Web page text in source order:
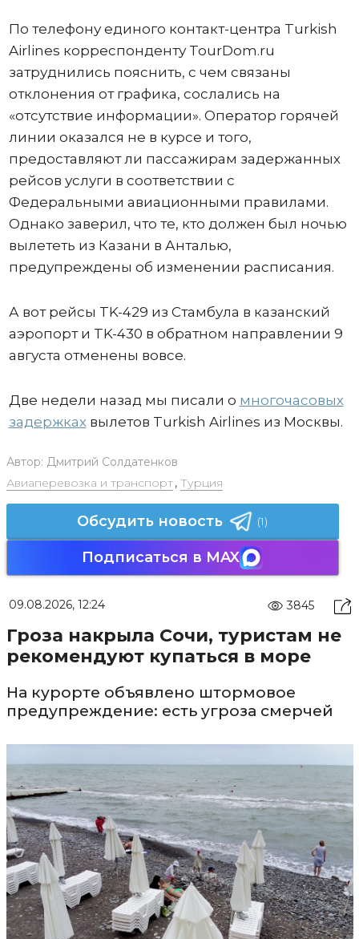
По телефону единого контакт-центра Turkish
Airlines корреспонденту TourDom.ru
затруднились пояснить, с чем связаны
отклонения от графика, сослались на
«отсутствие информации». Оператор горячей
линии оказался не в курсе и того,
предоставляют ли пассажирам задержанных
рейсов услуги в соответствии с
Федеральными авиационными правилами.
Однако заверил, что те, кто должен был ночью
вылететь из Казани в Анталью,
предупреждены об изменении расписания.
А вот рейсы TK-429 из Стамбула в казанский
аэропорт и TK-430 в обратном направлении 9
августа отменены вовсе.
Две недели назад мы писали о многочасовых
задержкахвылетов Turkish Airlines из Москвы.
Автор: Дмитрий Солдатенков
Авиаперевозка и транспорт, Турция
Обсудить новость (1)
Подписаться в MAX
09.08.2026, 12:24 3845
Гроза накрыла Сочи, туристам не
рекомендуют купаться в море
На курорте объявлено штормовое
предупреждение: есть угроза смерчей